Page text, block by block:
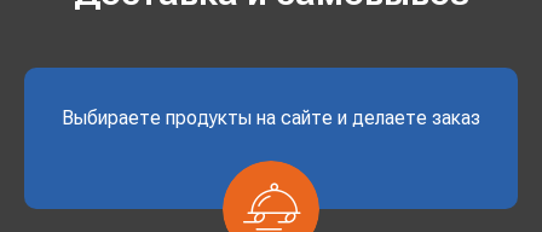
Выбираете продукты на сайте и делаете заказ